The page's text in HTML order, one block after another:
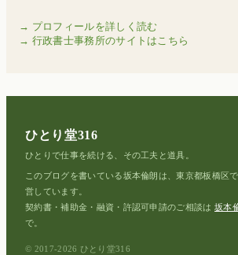
→ プロフィールを詳しく読む
→ 行政書士事務所のサイトはこちら
ひとり堂316
ひとりで仕事を続ける、その工夫と道具。
このブログを書いている坂本倫朗は、東京都板橋区
営しています。
契約書・補助金・融資・許認可申請のご相談は坂本
で。
© 2017-2026 ひとり堂316